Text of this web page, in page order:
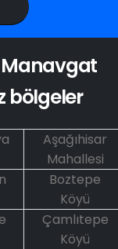
bölgeler
Aşağıhisar
Mahallesi
Boztepe
Köyü
Çamlıtepe
Köyü